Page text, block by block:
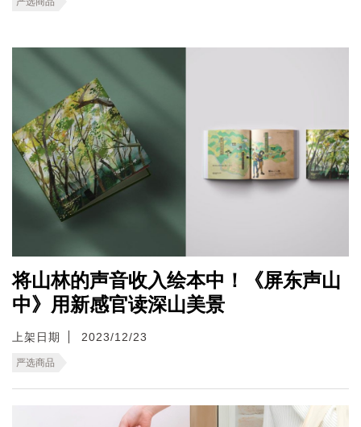
将山林的声音收入绘本中！《屏东声山
中》用新感官读深山美景
上架日期 2023/12/23
严选商品